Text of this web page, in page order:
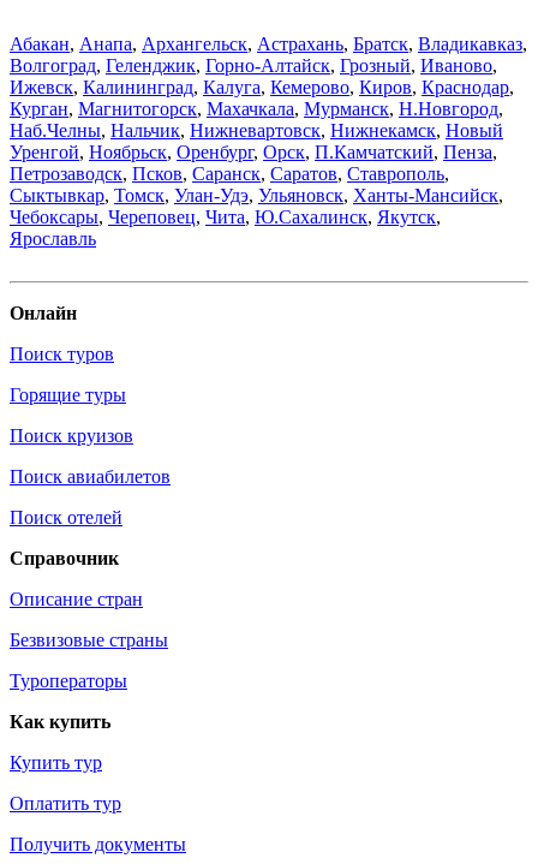
Абакан, Анапа, Архангельск, Астрахань, Братск, Владикавказ,
Волгоград, Геленджик, Горно-Алтайск, Грозный, Иваново,
Ижевск, Калининград, Калуга, Кемерово, Киров, Краснодар,
Курган, Магнитогорск, Махачкала, Мурманск, Н.Новгород,
Наб.Челны, Нальчик, Нижневартовск, Нижнекамск, Новый
Уренгой, Ноябрьск, Оренбург, Орск, П.Камчатский, Пенза,
Петрозаводск, Псков, Саранск, Саратов, Ставрополь,
Сыктывкар, Томск, Улан-Удэ, Ульяновск, Ханты-Мансийск,
Чебоксары, Череповец, Чита, Ю.Сахалинск, Якутск,
Ярославль
Онлайн
Поиск туров
Горящие туры
Поиск круизов
Поиск авиабилетов
Поиск отелей
Справочник
Описание стран
Безвизовые страны
Туроператоры
Как купить
Купить тур
Оплатить тур
Получить документы